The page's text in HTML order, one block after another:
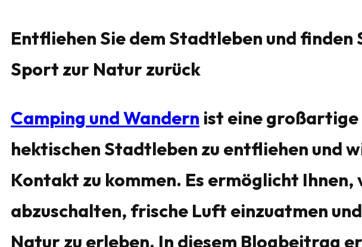
Entfliehen Sie dem Stadtleben und finden
Sport zur Natur zurück
Camping und Wandern ist eine
hektischen Stadtleben zu entfliehen und
Kontakt zu kommen. Es ermöglicht Ihnen,
abzuschalten, frische Luft einzuatmen
Natur zu erleben. In diesem Blogbeitrag